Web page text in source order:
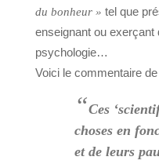
du bonheur » tel que
enseignant ou exerçant
psychologie…
Voici le commentaire
“Ces
choses en
et de leurs